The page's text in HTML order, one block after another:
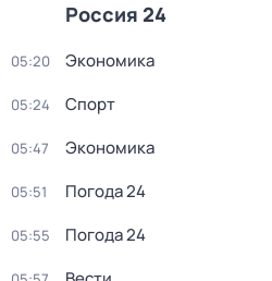
Россия 24
05:20 Экономика
05:24 Спорт
05:47 Экономика
05:51 Погода 24
05:55 Погода 24